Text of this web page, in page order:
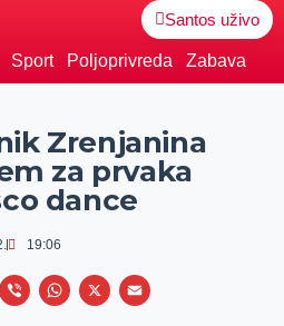
Santos uživo
Sport Poljoprivreda Zabava
Zrenjanina
za prvaka
dance
19:06
V
W
X
E